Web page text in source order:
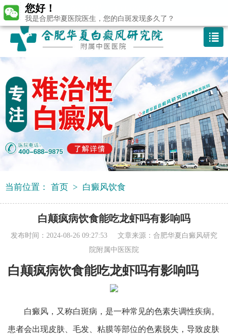
当前位置： 首页 > 白癜风饮食
白颠疯病饮食能吃龙虾吗有影响吗
发布时间：2024-08-26 09:27:53 文章来源： 合肥华夏白癜风研究
院附属中医医院
白颠疯病饮食能吃龙虾吗有影响吗
白癜风，又称白斑病，是一种常见的色素失调性疾病。
患者会出现皮肤、毛发、粘膜等部位的色素脱失，导致皮肤
您好！
我是合肥华夏医院医生，您的白斑发现多久了？